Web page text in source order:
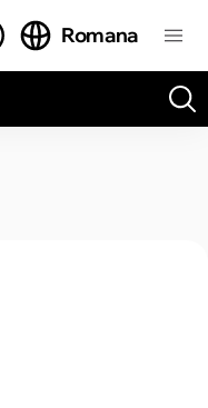
Romana